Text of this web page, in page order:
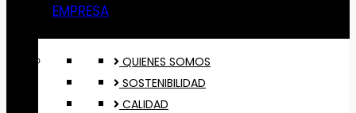
EMPRESA
QUIENES SOMOS
SOSTENIBILIDAD
CALIDAD